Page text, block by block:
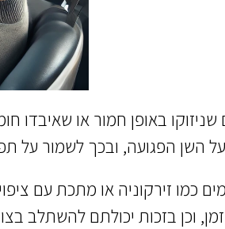
באופן חמור או שאיבדו
על השן הפגועה, ובכך לשמור
כמו זירקוניה או מתכת עם
וכן בזכות יכולתם להשתלב